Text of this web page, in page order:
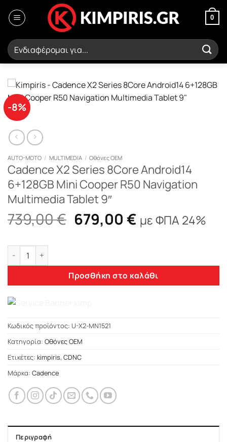
στο
0
Αναζήτηση
για:
-8%
AUTO-MOTO / MULTIMEDIA / Οθόνες OEM
Cadence X2 Series 8Core Android14
6+128GB Mini Cooper R50 Navigation
Multimedia Tablet 9″
739,00€ Original
price
739,00 €.
679,00 €Η
τρέχουσα
είναι:
679,00 €.
με ΦΠΑ 24%
Cadence X2 Series 8Core Android14 6+128GB Mini Cooper
Προσθήκη στο καλάθι
Κωδικός προϊόντος: U-X2-MN1521
Κατηγορία: Οθόνες OEM
Ετικέτες: kimpiris, CDNC
Μάρκα: Cadence
Περιγραφή